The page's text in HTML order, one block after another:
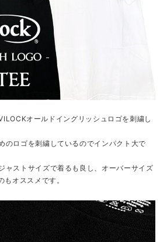
オールドイングリッシュロゴを刺繍し
のロゴを刺繍しているのでインパクト大で
ャストサイズで着るも良し、オーバーサイズ
オススメです。